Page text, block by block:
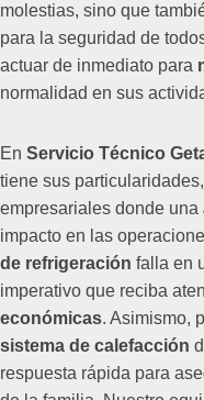
molestias, sino que
para la seguridad de
actuar de inmediato para
normalidad en sus
En Servicio Técnico
tiene sus
empresariales donde una
impacto en las
de refrigeración falla en
imperativo que reciba
económicas. Asimismo,
sistema de calefacción
respuesta rápida para